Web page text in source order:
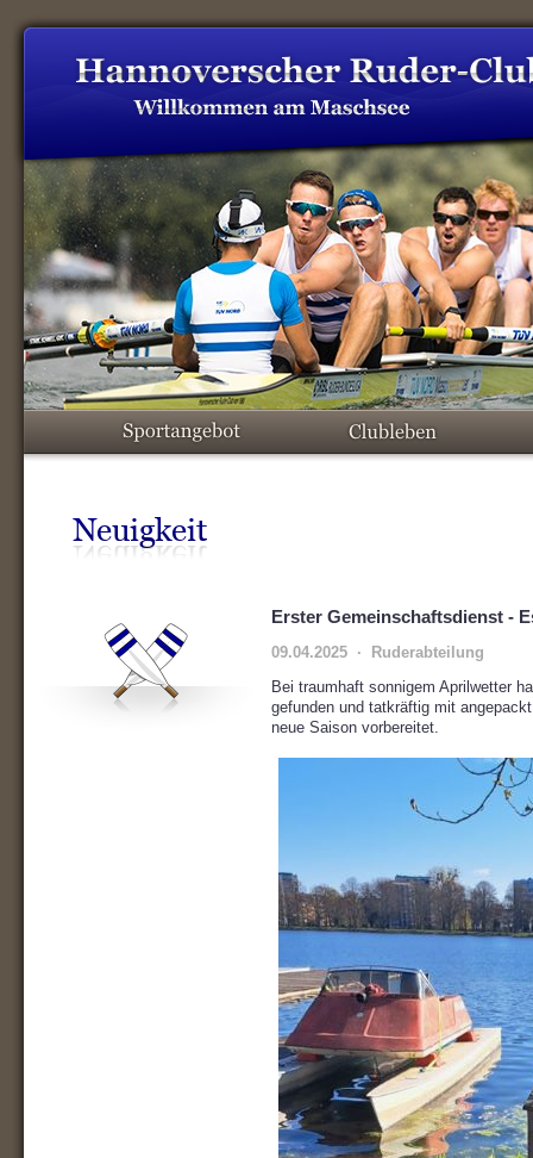
Erster Gemeinschaftsdienst -
09.04.2025 · Ruderabteilung
Bei traumhaft sonnigem Aprilwetter
gefunden und tatkräftig mit
neue Saison vorbereitet.